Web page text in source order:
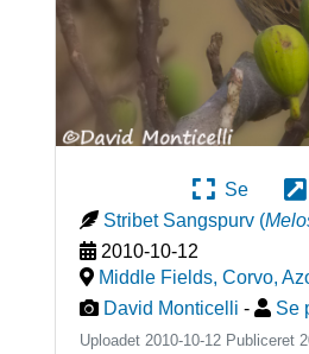
Se
Stribet Sangspurv (
2010-10-12
Middle Fields, Corvo,
David Monticelli - Se
Uploadet 2010-10-12 Publiceret